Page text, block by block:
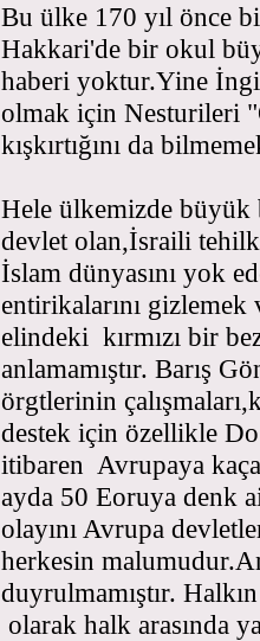
Bu ülke 170 yıl önce
Hakkari'de bir okul
haberi yoktur.Yine
olmak için Nesturileri
kışkırtığını da
Hele ülkemizde büyük
devlet olan,İsraili
İslam dünyasını yok
entirikalarını gizlemek
elindeki kırmızı bir
anlamamıştır. Barış
örgtlerinin
destek için özellikle
itibaren Avrupaya
ayda 50 Eoruya denk
olayını Avrupa
herkesin
duyrulmamıştır.
olarak halk arasında